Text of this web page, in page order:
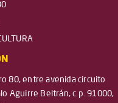
80, entre avenida circuito
Aguirre Beltrán, c.p. 91000,